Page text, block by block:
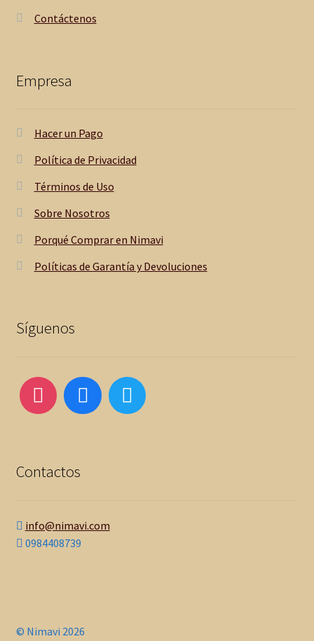
Contáctenos
Empresa
Hacer un Pago
Política de Privacidad
Términos de Uso
Sobre Nosotros
Porqué Comprar en Nimavi
Políticas de Garantía y Devoluciones
Síguenos
Contactos
info@nimavi.com
0984408739
© Nimavi 2026